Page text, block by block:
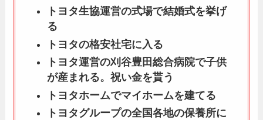
トヨタ生協運営の式場で結婚式を挙げ
る
トヨタの格安社宅に入る
トヨタ運営の刈谷豊田総合病院で子供
が産まれる。祝い金を貰う
トヨタホームでマイホームを建てる
トヨタグループの全国各地の保養所に